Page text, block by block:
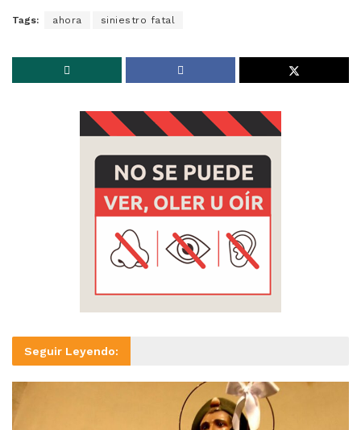
Tags: ahora siniestro fatal
Seguir Leyendo: